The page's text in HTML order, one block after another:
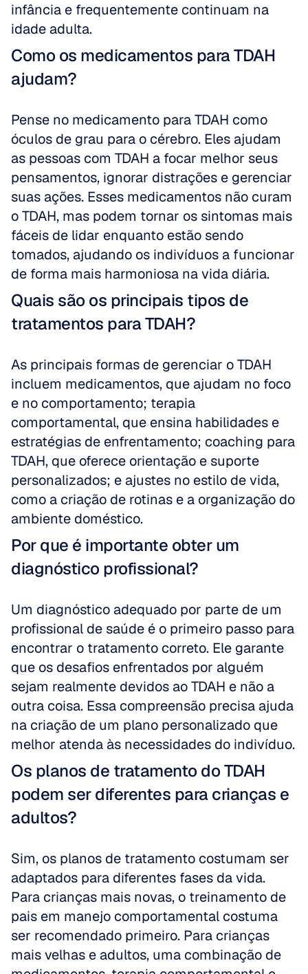
infância e frequentemente continuam na
idade adulta.
Como os medicamentos para TDAH
ajudam?
Pense no medicamento para TDAH como
óculos de grau para o cérebro. Eles ajudam
as pessoas com TDAH a focar melhor seus
pensamentos, ignorar distrações e gerenciar
suas ações. Esses medicamentos não curam
o TDAH, mas podem tornar os sintomas mais
fáceis de lidar enquanto estão sendo
tomados, ajudando os indivíduos a funcionar
de forma mais harmoniosa na vida diária.
Quais são os principais tipos de
tratamentos para TDAH?
As principais formas de gerenciar o TDAH
incluem medicamentos, que ajudam no foco
e no comportamento; terapia
comportamental, que ensina habilidades e
estratégias de enfrentamento; coaching para
TDAH, que oferece orientação e suporte
personalizados; e ajustes no estilo de vida,
como a criação de rotinas e a organização do
ambiente doméstico.
Por que é importante obter um
diagnóstico profissional?
Um diagnóstico adequado por parte de um
profissional de saúde é o primeiro passo para
encontrar o tratamento correto. Ele garante
que os desafios enfrentados por alguém
sejam realmente devidos ao TDAH e não a
outra coisa. Essa compreensão precisa ajuda
na criação de um plano personalizado que
melhor atenda às necessidades do indivíduo.
Os planos de tratamento do TDAH
podem ser diferentes para crianças e
adultos?
Sim, os planos de tratamento costumam ser
adaptados para diferentes fases da vida.
Para crianças mais novas, o treinamento de
pais em manejo comportamental costuma
ser recomendado primeiro. Para crianças
mais velhas e adultos, uma combinação de